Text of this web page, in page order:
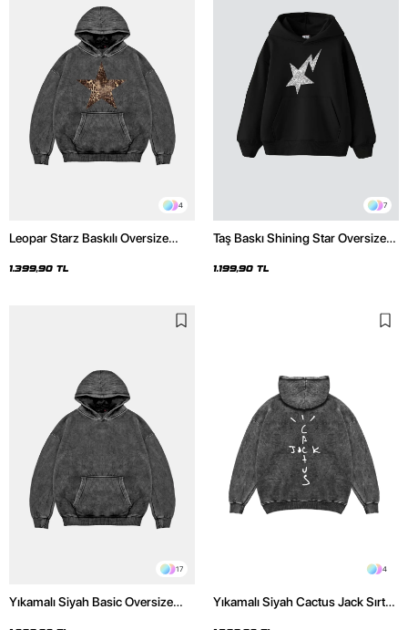
4
Leopar Starz Baskılı Oversize
Hoodie
1.399,90 TL
7
Taş Baskı Shining Star Oversize
1.199,90 TL
17
Yıkamalı Siyah Basic Oversize
4
Yıkamalı Siyah Cactus Jack Sırt